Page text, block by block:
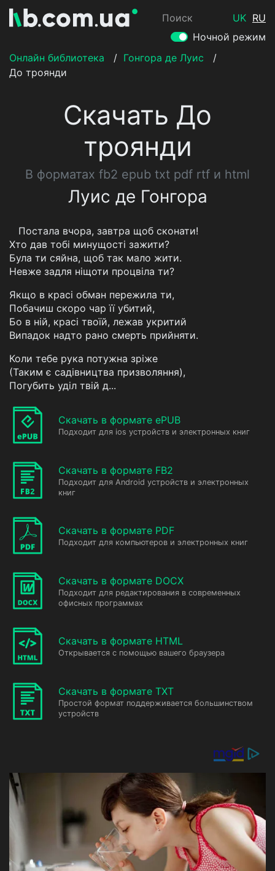
Поиск UK RU
Ночной режим
Онлайн библиотека
/ Гонгора де Луис
/
До троянди
Скачать До
троянди
В форматах fb2 epub txt pdf rtf и html
Луис де Гонгора
Постала вчора, завтра щоб сконати!
Хто дав тобі минущості зажити?
Була ти сяйна, щоб так мало жити.
Невже задля ніщоти процвіла ти?
Якщо в красі обман пережила ти,
Побачиш скоро чар її убитий,
Бо в ній, красі твоїй, лежав укритий
Випадок надто рано смерть прийняти.
Коли тебе рука потужна зріже
(Таким є садівництва призволяння),
Погубить уділ твій д...
Скачать в формате ePUB
Подходит для ios устройств и электронных книг
Скачать в формате FB2
Подходит для Android устройств и электронных
книг
Скачать в формате PDF
Подходит для компьютеров и электронных книг
Скачать в формате DOCX
Подходит для редактирования в современных
офисных программах
Скачать в формате HTML
Открывается с помощью вашего браузера
Скачать в формате TXT
Простой формат поддерживается большинством
устройств